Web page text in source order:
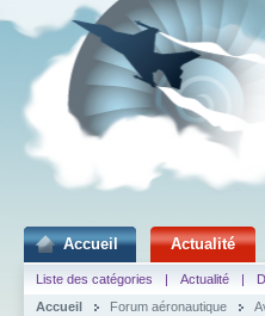
Accueil Actualité
Liste des catégories | Actualité |
Accueil
Forum aéronautique